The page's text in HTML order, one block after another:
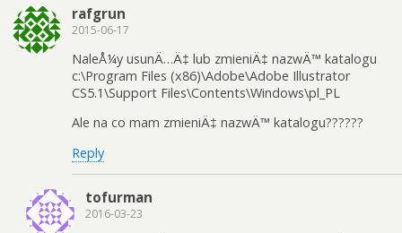
rafgrun
2015-06-17
NaleÅ¼y usunÄ…Ä‡ lub zmieniÄ‡ nazwÄ™ katalogu
c:\Program Files (x86)\Adobe\Adobe Illustrator
CS5.1\Support Files\Contents\Windows\pl_PL
Ale na co mam zmieniÄ‡ nazwÄ™ katalogu??????
Reply
tofurman
2016-03-23